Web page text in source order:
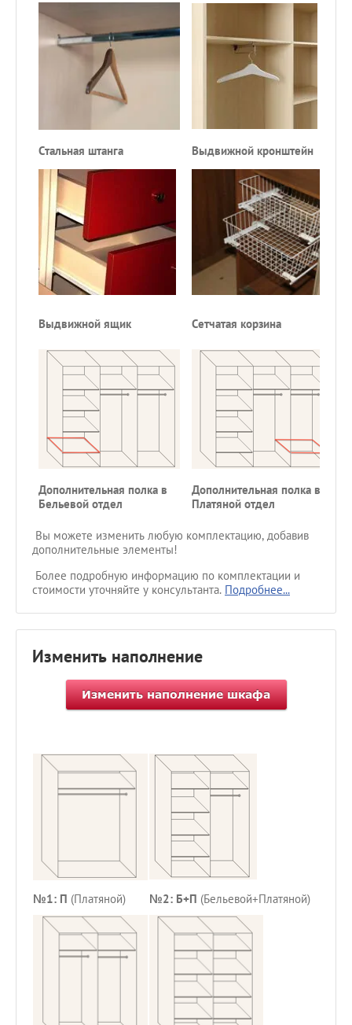
Стальная штанга Выдвижной кронштейн
Выдвижной ящик Сетчатая корзина
Дополнительная полка в
Бельевой отдел
Дополнительная полка в
Платяной отдел
Вы можете изменить любую комплектацию, добавив
дополнительные элементы!
Более подробную информацию по комплектации и
стоимости уточняйте у консультанта. Подробнее...
Изменить наполнение
№1: П (Платяной) №2: Б+П (Бельевой+Платяной)